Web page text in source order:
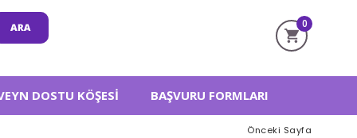
0
DOSTU KÖŞESI BAŞVURU FORMLARI
Önceki Sayfa